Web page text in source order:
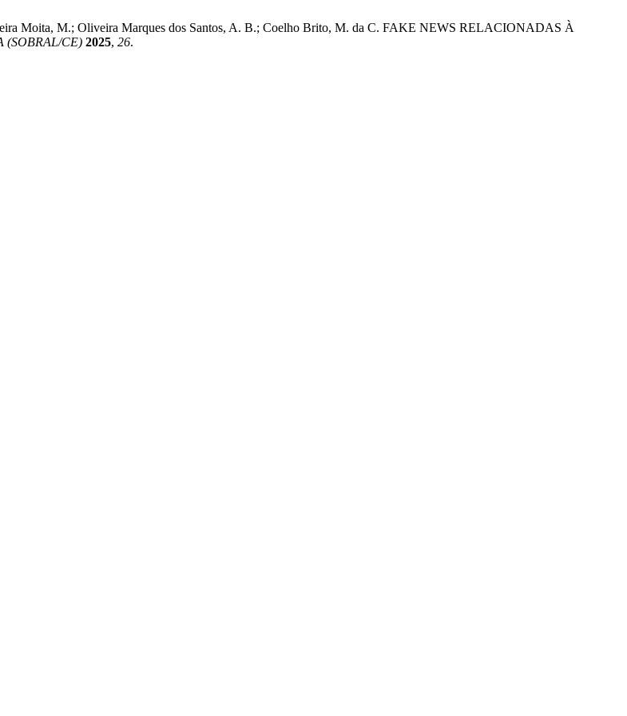
Moita, M.; Oliveira Marques dos Santos, A. B.; Coelho Brito, M. da C. FAKE NEWS RELACIONADAS À
(SOBRAL/CE) 2025, 26.